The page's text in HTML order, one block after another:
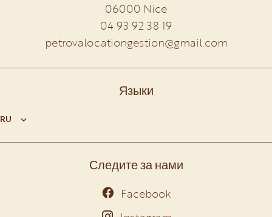
06000 Nice
04 93 92 38 19
petrovalocationgestion@gmail.com
Языки
RU
Следите за нами
Facebook